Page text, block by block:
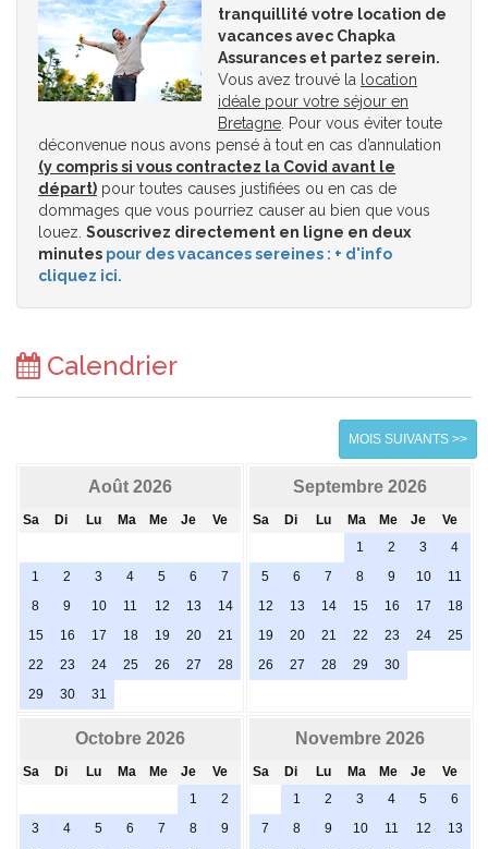
tranquillité votre location de
vacances avec Chapka
Assurances et partez serein.
Vous avez trouvé la
location
idéale pour votre séjour en
Bretagne . Pour vous éviter toute
déconvenue nous avons pensé à tout en cas d’annulation
(y compris si vous contractez la Covid avant le
départ) pour toutes causes justifiées ou en cas de
dommages que vous pourriez causer au bien que vous
louez. Souscrivez directement en ligne en deux
minutes pour des vacances sereines : + d'info
cliquez ici.
Calendrier
MOIS SUIVANTS >>
Août 2026
Sa Di Lu Ma Me Je Ve
1 2 3 4 5 6
7
8
9 10 11 12 13
14
15
16 17 18 19 20
21
22
23 24 25 26 27
28
29
30 31
Septembre 2026
Sa Di Lu Ma Me Je
Ve
1
2 3
4
5
6 7 8 9 10
11
12
13 14 15 16 17
18
19
20 21 22 23 24
25
26
27 28 29 30
Octobre 2026
Sa Di Lu Ma Me Je
Ve
1
2
3
4 5 6 7 8
9
Novembre 2026
Sa Di Lu Ma Me Je
Ve
1
2 3 4 5
6
7
8 9 10 11 12
13